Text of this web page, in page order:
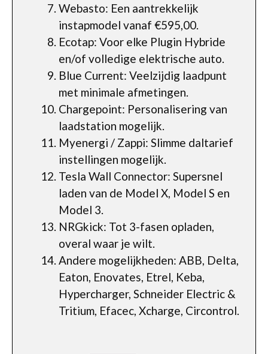
Webasto: Een aantrekkelijk
instapmodel vanaf €595,00.
Ecotap: Voor elke Plugin Hybride
en/of volledige elektrische auto.
Blue Current: Veelzijdig laadpunt
met minimale afmetingen.
Chargepoint: Personalisering van
laadstation mogelijk.
Myenergi / Zappi: Slimme daltarief
instellingen mogelijk.
Tesla Wall Connector: Supersnel
laden van de Model X, Model S en
Model 3.
NRGkick: Tot 3-fasen opladen,
overal waar je wilt.
Andere mogelijkheden: ABB, Delta,
Eaton, Enovates, Etrel, Keba,
Hypercharger, Schneider Electric &
Tritium, Efacec, Xcharge, Circontrol.